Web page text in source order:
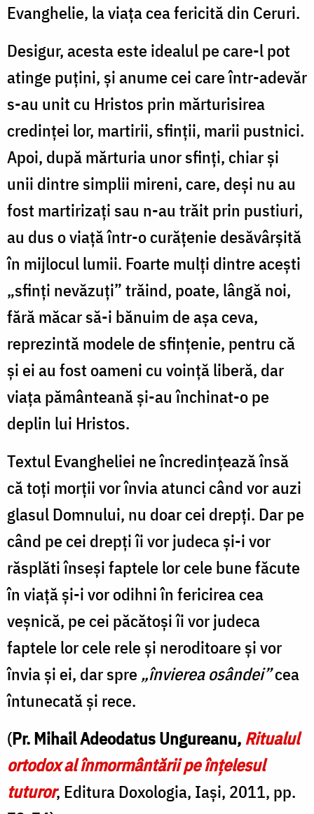
Evanghelie, la viața cea fericită din Ceruri.
Desigur, acesta este idealul pe care-l pot
atinge puțini, și anume cei care într-adevăr
s-au unit cu Hristos prin mărturisirea
credinței lor, martirii, sfinții, marii pustnici.
Apoi, după mărturia unor sfinți, chiar și
unii dintre simplii mireni, care, deși nu au
fost martirizați sau n-au trăit prin pustiuri,
au dus o viață într-o curățenie desăvârșită
în mijlocul lumii. Foarte mulți dintre acești
„sfinți nevăzuți” trăind, poate, lângă noi,
fără măcar să-i bănuim de așa ceva,
reprezintă modele de sfințenie, pentru că
și ei au fost oameni cu voință liberă, dar
viața pământeană și-au închinat-o pe
deplin lui Hristos.
Textul Evangheliei ne încredințează însă
că toți morții vor învia atunci când vor auzi
glasul Domnului, nu doar cei drepți. Dar pe
când pe cei drepți îi vor judeca și-i vor
răsplăti înseși faptele lor cele bune făcute
în viață și-i vor odihni în fericirea cea
veșnică, pe cei păcătoși îi vor judeca
faptele lor cele rele și neroditoare și vor
învia și ei, dar spre „învierea osândei”cea
întunecată și rece.
(Pr. Mihail Adeodatus Ungureanu,Ritualul
ortodox al înmormântării pe înțelesul
tuturor, Editura Doxologia, Iași, 2011, pp.